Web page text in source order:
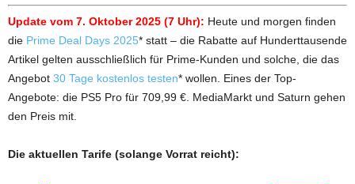
Update vom 7. Oktober 2025 (7 Uhr): Heute und morgen finden
die Prime Deal Days 2025* statt – die Rabatte auf Hunderttausende
Artikel gelten ausschließlich für Prime-Kunden und solche, die das
Angebot 30 Tage kostenlos testen* wollen. Eines der Top-
Angebote: die PS5 Pro für 709,99 €. MediaMarkt und Saturn gehen
den Preis mit.
Die aktuellen Tarife (solange Vorrat reicht):